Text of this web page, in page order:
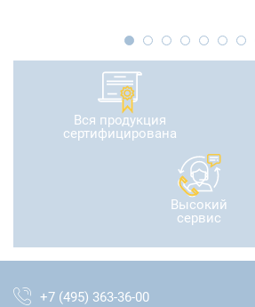
Вся продукция
сертифицирована
Высокий
сервис
+7 (495) 363-36-00